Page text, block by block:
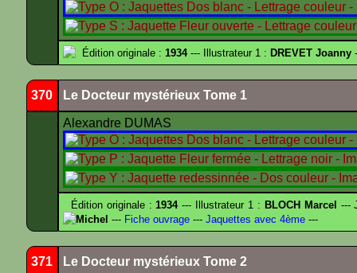
Édition originale : 1934--- Illustrateur 1 : DREVET Joanny
370 Le Docteur mystérieux Tome 1
Alexandre DUMAS
Édition originale :1934--- Illustrateur 1 : BLOCH Marcel ---
Michel --- Fiche ouvrage --- Jaquettes avec 4ème ---
371 Le Docteur mystérieux Tome 2